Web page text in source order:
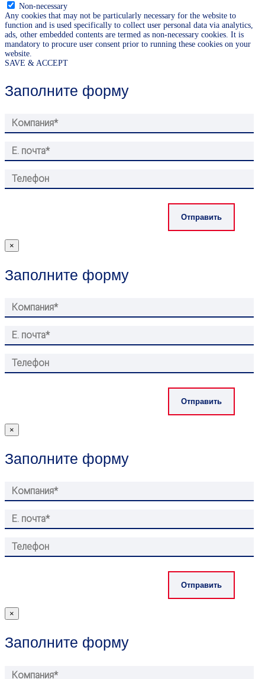
Non-necessary
Any cookies that may not be particularly necessary for the website to
function and is used specifically to collect user personal data via analytics,
ads, other embedded contents are termed as non-necessary cookies. It is
mandatory to procure user consent prior to running these cookies on your
website.
SAVE & ACCEPT
Заполните форму
×
Заполните форму
×
Заполните форму
×
Заполните форму